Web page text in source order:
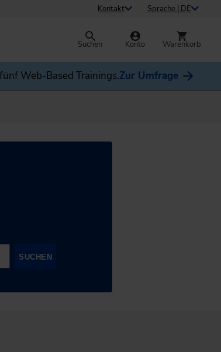
Kontakt Sprache | DE
Suchen Konto Warenkorb
Web-Based Trainings.Zur Umfrage
SUCHEN